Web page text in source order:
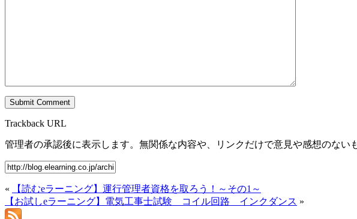
Trackback URL
管理者の承認後に表示します。無関係な内容や、リンクだけで意見や感想のない
«
【読むeラーニング】運行管理者資格を取ろう！～その1～
【お試しeラーニング】電気工事士試験 コイル回路 インクダンス »